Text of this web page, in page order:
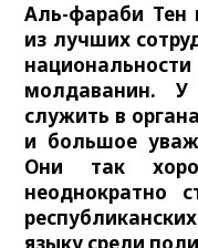
Аль-фараби Тен
из лучших
молдаванин. У
служить в
и большое
Они так
неоднократно